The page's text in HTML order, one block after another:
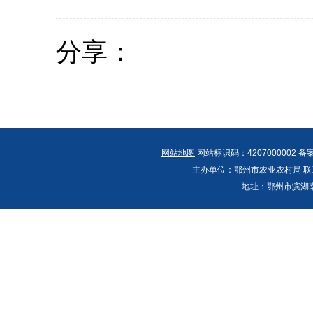
分享：
网站地图 网站标识码：4207000002
主办单位：鄂州市农业农村局
地址：鄂州市滨湖